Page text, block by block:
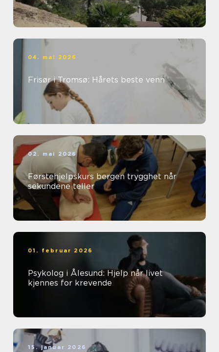
04. mai 2026
Frisør i Tromsø: Hårets beste venn
02. mai 2026
Førstehjelpskurs bergen trygghet når
sekundene teller
01. februar 2026
Psykolog i Ålesund: Hjelp når livet
kjennes for krevende
15. januar 2026